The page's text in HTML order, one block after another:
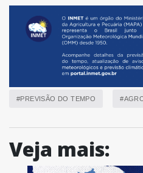
#PREVISÃO DO TEMPO
Veja mais: